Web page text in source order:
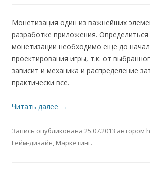
Монетизация один из важнейших
разработке приложения.
монетизации необходимо еще до
проектирования игры, т.к. от
зависит и механика и распределение
практически все.
Читать далее →
Запись опубликована 25.07.2013 автором
Гейм-дизайн, Маркетинг.